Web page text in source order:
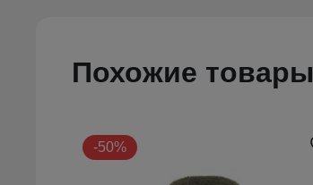
Похожие товары
-50%